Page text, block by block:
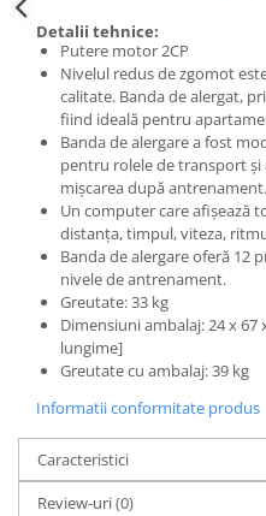
Detalii tehnice:
Putere motor 2CP
Nivelul redus de zgomot
calitate. Banda de alergat,
fiind ideală pentru
Banda de alergare a fost
pentru rolele de transport
mișcarea după antrenament.
Un computer care afișează
distanța, timpul, viteza,
Banda de alergare oferă 12
nivele de antrenament.
Greutate: 33 kg
Dimensiuni ambalaj: 24 x
lungime]
Greutate cu ambalaj: 39 kg
Informatii conformitate produs
Caracteristici
Review-uri(0)